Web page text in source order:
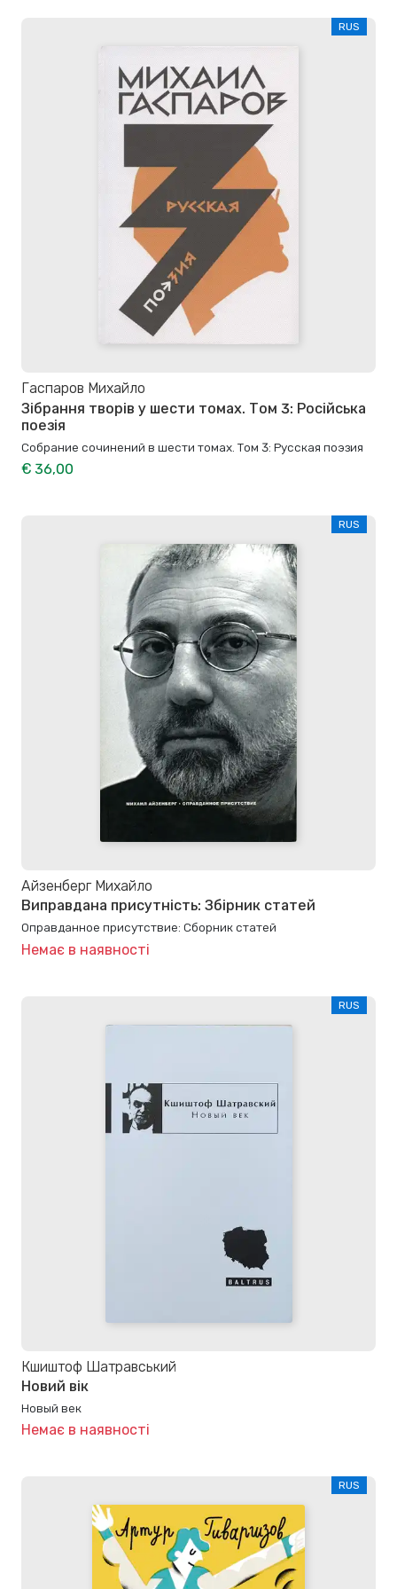
RUS
Гаспаров Михайло
Зібрання творів у шести томах. Том 3: Російська
поезія
Собрание сочинений в шести томах. Том 3: Русская поэзия
€ 36,00
RUS
Айзенберг Михайло
Виправдана присутність: Збірник статей
Оправданное присутствие: Сборник статей
Немає в наявності
RUS
Кшиштоф Шатравський
Новий вік
Новый век
Немає в наявності
RUS